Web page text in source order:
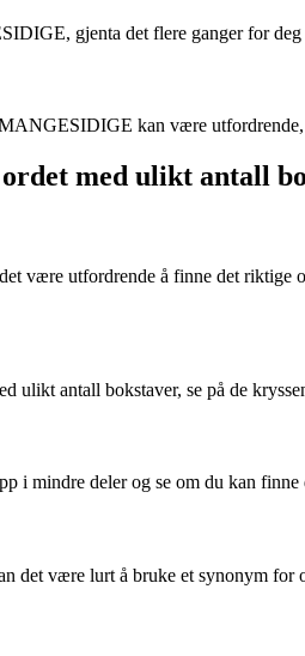
gjenta det flere ganger for
kan være
med ulikt antall
være utfordrende å finne det
ulikt antall bokstaver, se på de
i mindre deler og se om du kan
det være lurt å bruke et synonym for